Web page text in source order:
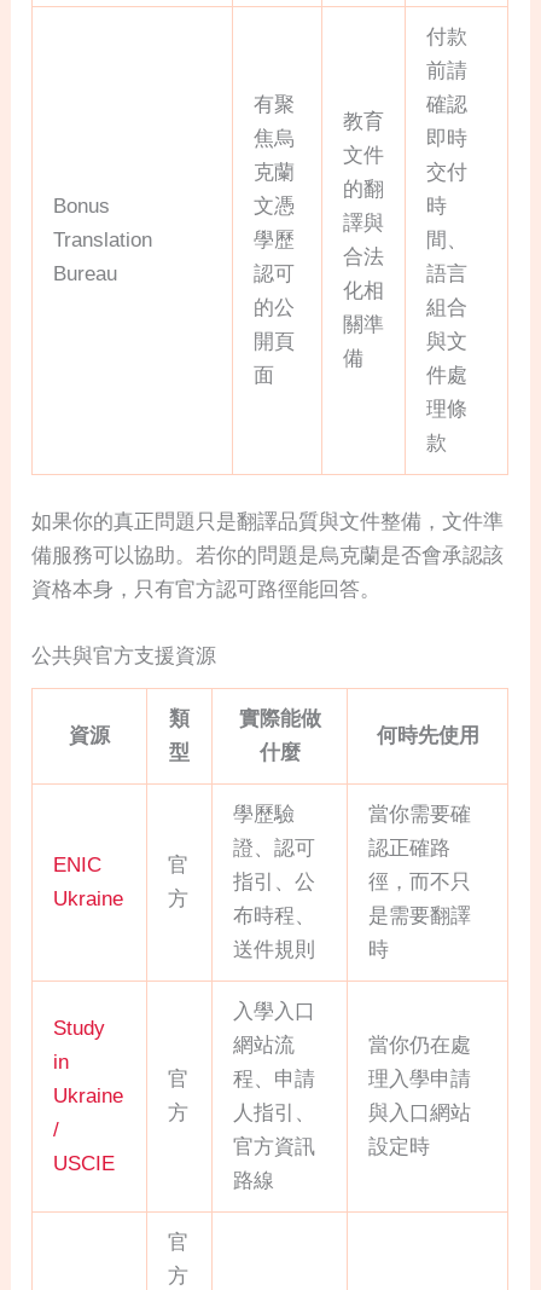
Bonus
Translation
Bureau
有聚
焦烏
克蘭
文憑
學歷
認可
的公
開頁
面
教育
文件
的翻
譯與
合法
化相
關準
備
付款
前請
確認
即時
交付
時
間、
語言
組合
與文
件處
理條
款
如果你的真正問題只是翻譯品質與文件整備，文件準
備服務可以協助。若你的問題是烏克蘭是否會承認該
資格本身，只有官方認可路徑能回答。
公共與官方支援資源
資源
類
型
實際能做
什麼
何時先使用
ENIC
Ukraine
官
方
學歷驗
證、認可
指引、公
布時程、
送件規則
當你需要確
認正確路
徑，而不只
是需要翻譯
時
Study
in
Ukraine
/
USCIE
官
方
入學入口
網站流
程、申請
人指引、
官方資訊
路線
當你仍在處
理入學申請
與入口網站
設定時
官
方